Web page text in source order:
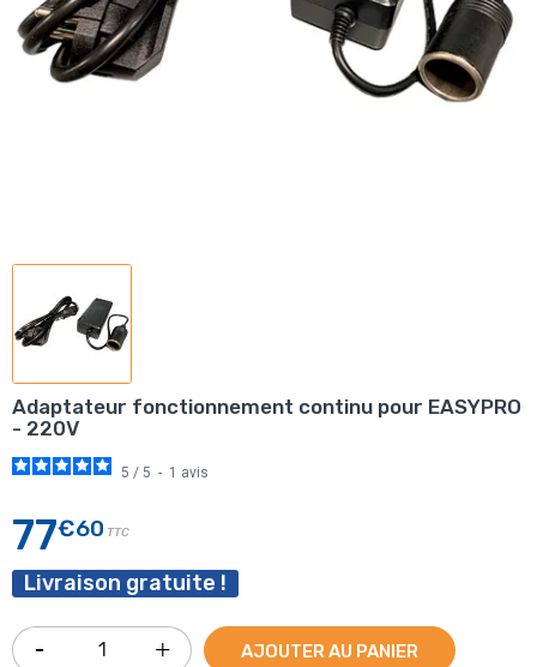
Adaptateur fonctionnement continu pour EASYPRO
- 220V
5 / 5 - 1 avis
77€60 TTC
Livraison gratuite !
AJOUTER AU PANIER